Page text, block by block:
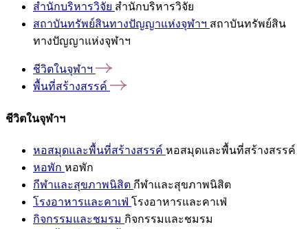
สำนักบริหารวิจัย สำนักบริหารวิจัย
สถาบันทรัพย์สินทางปัญญาแห่งจุฬาฯ สถาบันทรัพย์สิน
ทางปัญญาแห่งจุฬาฯ
ชีวิตในจุฬาฯ
พื้นที่สร้างสรรค์
ชีวิตในจุฬาฯ
หอสมุดและพื้นที่สร้างสรรค์ หอสมุดและพื้นที่สร้างสรรค์
หอพัก หอพัก
กีฬาและสุขภาพนิสิต กีฬาและสุขภาพนิสิต
โรงอาหารและคาเฟ่ โรงอาหารและคาเฟ่
กิจกรรมและชมรม กิจกรรมและชมรม